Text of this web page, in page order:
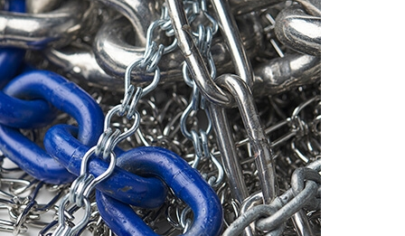
HW KV ek kilit
HW RSK polyester sapan ek kilidi
HW VHG kısaltma kancası
HW VHO gözlü kısaltma kancası
HW VKH kısaltma kancası
HW VKF kısaltma kancası
HW VK kısaltma kancası
HW EKF kısaltma kancası
HW EKH kısaltma kancası
HW DVKF kısaltma kancası